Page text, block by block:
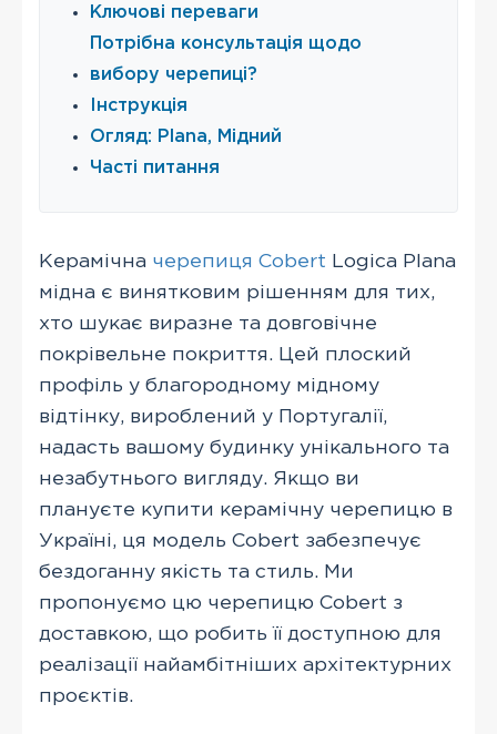
Ключові переваги
Потрібна консультація щодо
вибору черепиці?
Інструкція
Огляд: Plana, Мідний
Часті питання
Керамічна черепиця Cobert Logica Plana
мідна є винятковим рішенням для тих,
хто шукає виразне та довговічне
покрівельне покриття. Цей плоский
профіль у благородному мідному
відтінку, вироблений у Португалії,
надасть вашому будинку унікального та
незабутнього вигляду. Якщо ви
плануєте купити керамічну черепицю в
Україні, ця модель Cobert забезпечує
бездоганну якість та стиль. Ми
пропонуємо цю черепицю Cobert з
доставкою, що робить її доступною для
реалізації найамбітніших архітектурних
проєктів.